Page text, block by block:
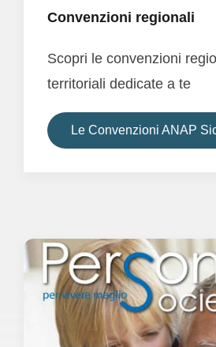
Convenzioni regionali
Scopri le convenzioni
territoriali dedicate a te
Le Convenzioni ANAP